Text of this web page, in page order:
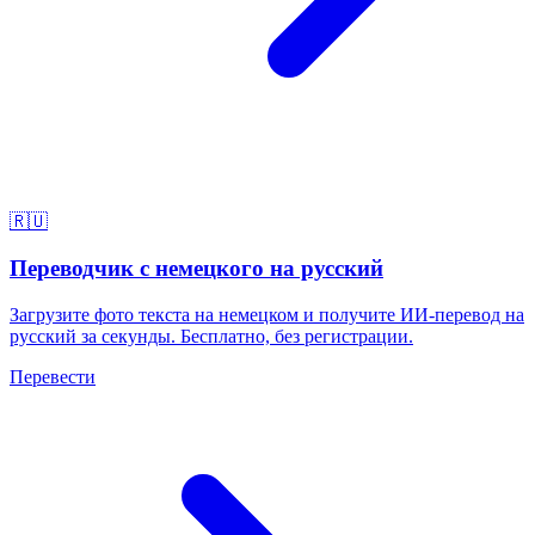
🇷🇺
Переводчик с немецкого на русский
Загрузите фото текста на немецком и получите ИИ-перевод на
русский за секунды. Бесплатно, без регистрации.
Перевести